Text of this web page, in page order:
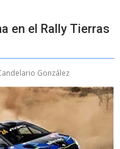
en el Rally Tierras
González